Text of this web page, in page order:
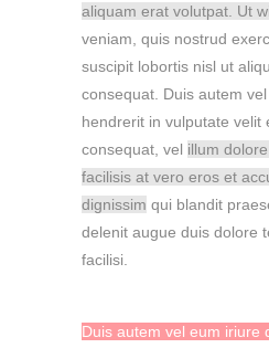
aliquam erat volutpat. Ut
veniam, quis nostrud
suscipit lobortis nisl ut
consequat. Duis autem
hendrerit in vulputate velit
consequat, vel illum
facilisis at vero eros et
dignissim qui blandit
delenit augue duis dolore
facilisi.
Duis autem vel eum iriure